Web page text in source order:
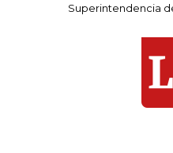
Superintendencia